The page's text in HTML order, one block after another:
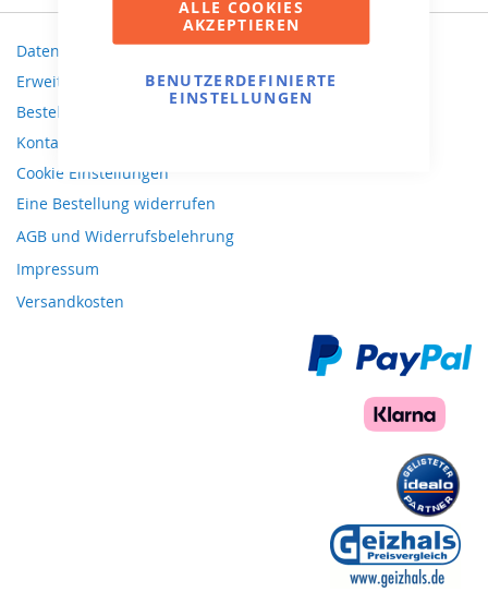
ALLE COOKIES
AKZEPTIEREN
BENUTZERDEFINIERTE
EINSTELLUNGEN
Datenschutz und Cookie-Richtlinien
Erweiterte Suche
Bestellungen und Rücksendungen
Kontaktieren Sie uns
Cookie Einstellungen
Eine Bestellung widerrufen
AGB und Widerrufsbelehrung
Impressum
Versandkosten